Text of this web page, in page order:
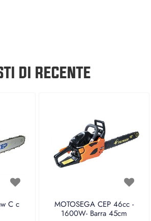
DI RECENTE
C c
MOTOSEGA CEP 46cc -
1600W- Barra 45cm